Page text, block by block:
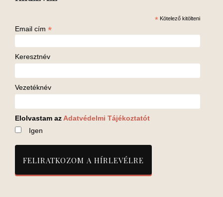
* Kötelező kitölteni
Email cím *
Keresztnév
Vezetéknév
Elolvastam az Adatvédelmi Tájékoztatót
Igen